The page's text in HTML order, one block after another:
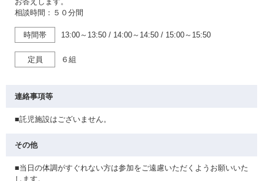
相談時間：５０分間
時間帯 13:00～13:50 / 14:00～14:50 / 15:00～15:50
定員 ６組
連絡事項等
■託児施設はございません。
その他
■当日の体調がすぐれない方は参加をご遠慮いただくようお願いいた
します。